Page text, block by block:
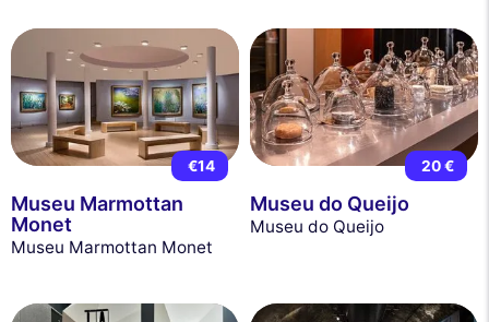
€14
Museu Marmottan
Monet
Museu Marmottan Monet
20 €
Museu do Queijo
Museu do Queijo